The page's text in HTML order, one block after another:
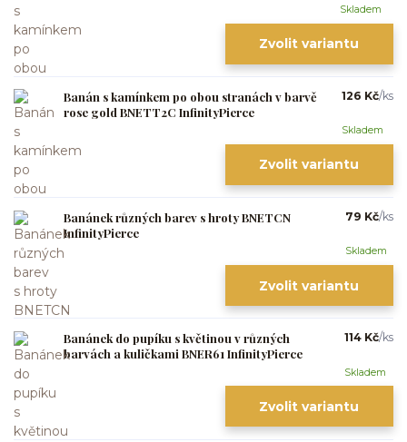
Skladem
Zvolit variantu
Banán s kamínkem po obou stranách v barvě
rose gold BNETT2C InfinityPierce
126 Kč/ks
Skladem
Zvolit variantu
Banánek různých barev s hroty BNETCN
InfinityPierce
79 Kč/ks
Skladem
Zvolit variantu
Banánek do pupíku s květinou v různých
barvách a kuličkami BNER61 InfinityPierce
114 Kč/ks
Skladem
Zvolit variantu